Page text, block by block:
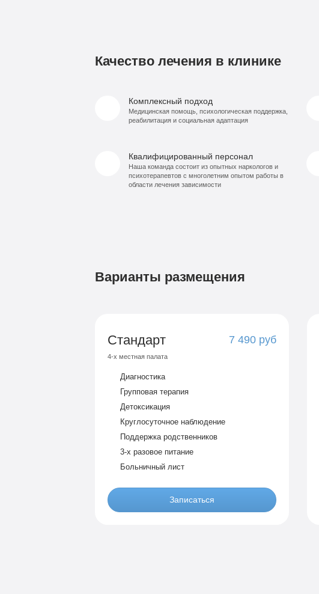
Качество лечения в клинике
Комплексный подход
Медицинская помощь, психологическая поддержка,
реабилитация и социальная адаптация
Квалифицированный персонал
Наша команда состоит из опытных наркологов и
психотерапевтов с многолетним опытом работы в
области лечения зависимости
Варианты размещения
Стандарт 7 490 руб
4-х местная палата
Диагностика
Групповая терапия
Детоксикация
Круглосуточное наблюдение
Поддержка родственников
3-х разовое питание
Больничный лист
Записаться